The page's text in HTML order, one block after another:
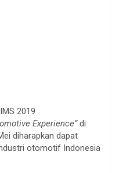
2019
Experience”di
diharapkan dapat
otomotif Indonesia